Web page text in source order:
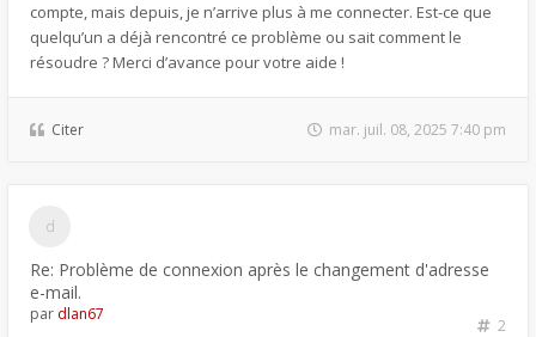
compte, mais depuis, je n’arrive plus à me connecter. Est-ce que
quelqu’un a déjà rencontré ce problème ou sait comment le
résoudre ? Merci d’avance pour votre aide !
Citer mar. juil. 08, 2025 7:40 pm
Re: Problème de connexion après le changement d'adresse
e-mail.
2
par dlan67